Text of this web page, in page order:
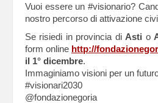
Vuoi essere un #visionario?
nostro percorso di attivazione
Se risiedi in provincia diAsti o
form online http://
il 1° dicembre.
Immaginiamo visioni per un
#visionari2030
@fondazionegoria